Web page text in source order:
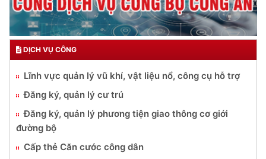
DỊCH VỤ CÔNG
Lĩnh vực quản lý vũ khí, vật liệu nổ, công cụ hỗ trợ
Đăng ký, quản lý cư trú
Đăng ký, quản lý phương tiện giao thông cơ giới
đường bộ
Cấp thẻ Căn cước công dân